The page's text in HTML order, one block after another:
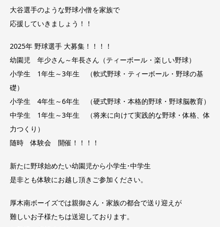
大谷選手のような野球小僧を家族で
応援していきましょう！！
2025年 野球選手 大募集！！！！
幼園児 年少さん～年長さん（ティーボール・楽しい野球）
小学生 1年生～3年生 （軟式野球・ティーボール・野球の基
礎）
小学生 4年生～6年生 （硬式野球・本格的野球・野球脳教育）
中学生 1年生～3年生 （将来に向けて実践的な野球・体格、体
力つくり）
随時 体験会 開催！！！！
新たに野球始めたい幼園児から小学生･中学生
是非とも体験にお越し頂きご参加ください。
厚木南ボーイズでは親御さん・家族の都合で送り迎えが
難しいお子様たちは送迎しております。